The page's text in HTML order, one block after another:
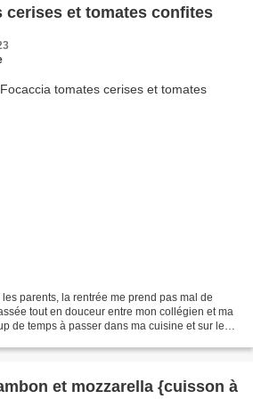
cerises et tomates confites
parents, la rentrée me prend pas mal de
tout en douceur entre mon collégien et ma
de temps à passer dans ma cuisine et sur le
et mozzarella {cuisson à